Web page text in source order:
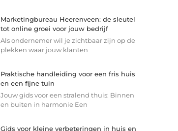
Marketingbureau Heerenveen: de sleutel
tot online groei voor jouw bedrijf
Als ondernemer wil je zichtbaar zijn op de
plekken waar jouw klanten
Praktische handleiding voor een fris huis
en een fijne tuin
Jouw gids voor een stralend thuis: Binnen
en buiten in harmonie Een
Gids voor kleine verbeteringen in huis en